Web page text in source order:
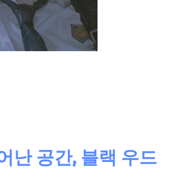
난 공간, 블랙 우드